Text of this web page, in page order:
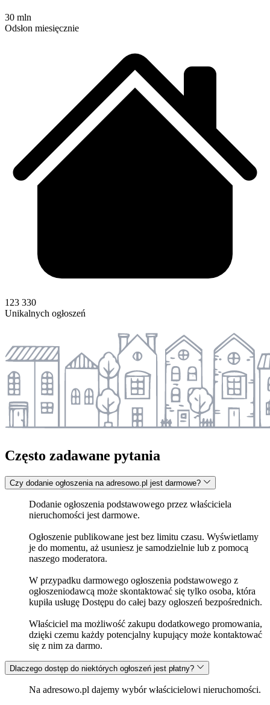
30 mln
Odsłon miesięcznie
123 330
Unikalnych ogłoszeń
Często zadawane pytania
Czy dodanie ogłoszenia na adresowo.pl jest darmowe?
Dodanie ogłoszenia podstawowego przez właściciela
nieruchomości jest darmowe.
Ogłoszenie publikowane jest bez limitu czasu. Wyświetlamy
je do momentu, aż usuniesz je samodzielnie lub z pomocą
naszego moderatora.
W przypadku darmowego ogłoszenia podstawowego z
ogłoszeniodawcą może skontaktować się tylko osoba, która
kupiła usługę Dostępu do całej bazy ogłoszeń bezpośrednich.
Właściciel ma możliwość zakupu dodatkowego promowania,
dzięki czemu każdy potencjalny kupujący może kontaktować
się z nim za darmo.
Dlaczego dostęp do niektórych ogłoszeń jest płatny?
Na adresowo.pl dajemy wybór właścicielowi nieruchomości.